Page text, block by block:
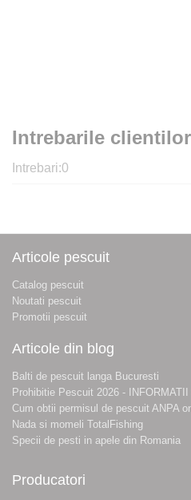
Intrebarile clientilor
Intrebari:0
Articole pescuit
Catalog pescuit
Noutati pescuit
Promotii pescuit
Articole din blog
Balti de pescuit langa Bucuresti
Prohibitie Pescuit 2026 -
Cum obtii permisul de pescuit ANPA
Nada si momeli TotalFishing
Specii de pesti in apele din Romania
Producatori